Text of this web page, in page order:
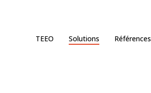
TEEO Solutions Références